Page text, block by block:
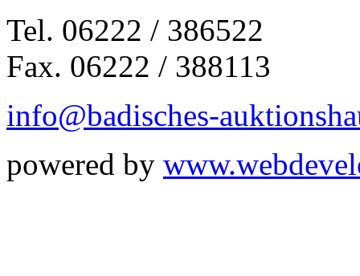
Tel. 06222 / 386522
Fax. 06222 / 388113
info@badisches-
powered by